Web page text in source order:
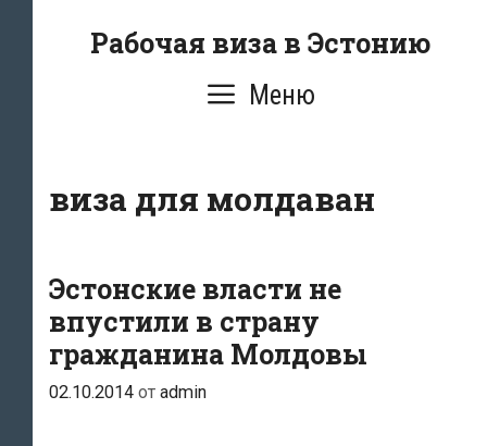
Рабочая виза в Эстонию
Меню
виза для молдаван
Эстонские власти не
впустили в страну
гражданина Молдовы
02.10.2014 от admin